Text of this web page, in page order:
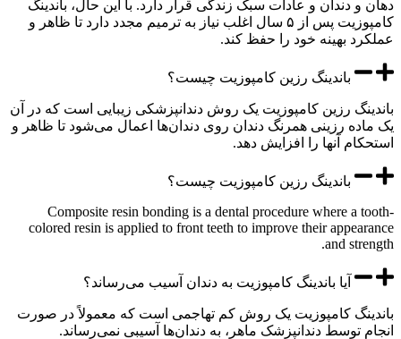
دندان و عادات سبک زندگی قرار دارد. با این حال، باندینگ
کامپوزیت پس از ۵ سال اغلب نیاز به ترمیم مجدد دارد تا ظاهر و
بهینه خود را حفظ کند.
باندینگ رزین کامپوزیت چیست؟
رزین کامپوزیت یک روش دندانپزشکی زیبایی است که در آن
رزینی همرنگ دندان روی دندان‌ها اعمال می‌شود تا ظاهر و
آنها را افزایش دهد.
باندینگ رزین کامپوزیت چیست؟
Composite resin bonding is a dental procedure where a
colored resin is applied to front teeth to improve their
and
آیا باندینگ کامپوزیت به دندان آسیب می‌رساند؟
کامپوزیت یک روش کم تهاجمی است که معمولاً در صورت
توسط دندانپزشک ماهر، به دندان‌ها آسیبی نمی‌رساند.